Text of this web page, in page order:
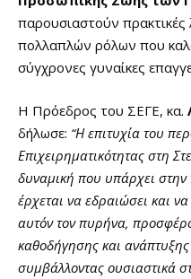
παρουσιαστούν πρακτικές
πολλαπλών ρόλων που
σύγχρονες γυναίκες
Η Πρόεδρος του ΣΕΓΕ, κα.
δήλωσε: “Η επιτυχία του
Επιχειρηματικότητας στη
δυναμική που υπάρχει
έρχεται να εδραιώσει και
αυτόν τον πυρήνα,
καθοδήγησης και ανάπτυξης
συμβάλλοντας ουσιαστικά